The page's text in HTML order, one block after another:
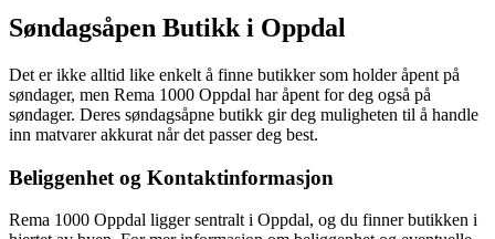
Søndagsåpen Butikk i Oppdal
Det er ikke alltid like enkelt å finne butikker som holder åpent på
søndager, men Rema 1000 Oppdal har åpent for deg også på
søndager. Deres søndagsåpne butikk gir deg muligheten til å handle
inn matvarer akkurat når det passer deg best.
Beliggenhet og Kontaktinformasjon
Rema 1000 Oppdal ligger sentralt i Oppdal, og du finner butikken i